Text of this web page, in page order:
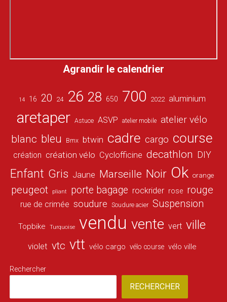
Agrandir le calendrier
14 16 20 24 26 28 650 700 2022 aluminium
aretaper Astuce ASVP atelier mobile atelier vélo
blanc bleu Bmx btwin cadre cargo course
création création vélo Cyclofficine decathlon DIY
Enfant Gris Jaune Marseille Noir Ok orange
peugeot pliant porte bagage rockrider rose rouge
rue de crimée soudure Soudure acier Suspension
Topbike Turquoise vendu vente vert ville
violet vtc vtt vélo cargo vélo course vélo ville
Rechercher
RECHERCHER